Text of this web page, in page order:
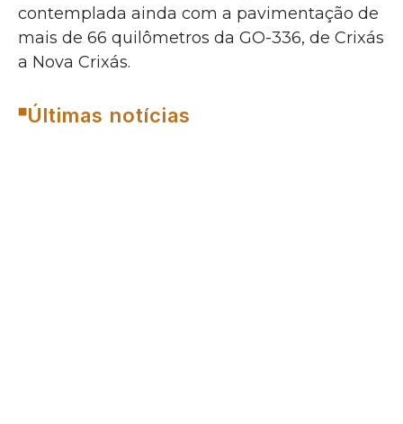
contemplada ainda com a pavimentação de
mais de 66 quilômetros da GO-336, de Crixás
a Nova Crixás.
Últimas notícias